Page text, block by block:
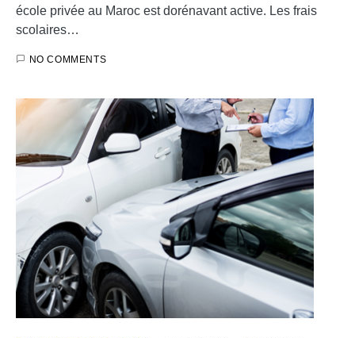
école privée au Maroc est dorénavant active. Les frais
scolaires…
NO COMMENTS